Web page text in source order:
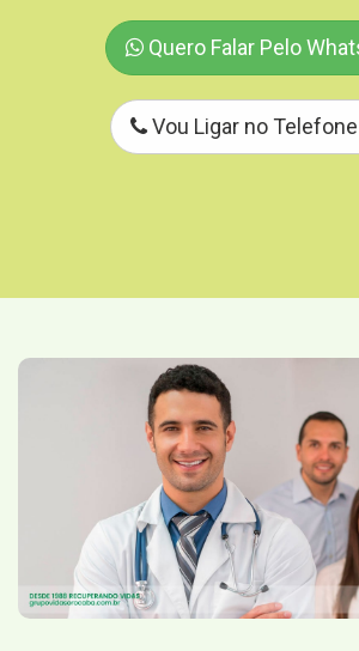
Quero Falar Pelo
Vou Ligar no